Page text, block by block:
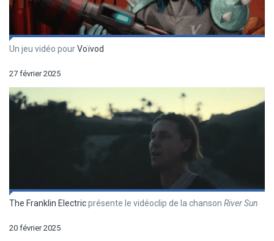
Un jeu vidéo pourVoïvod
27 février 2025
The Franklin Electricprésente le vidéoclip de la chanson River Sun
20 février 2025